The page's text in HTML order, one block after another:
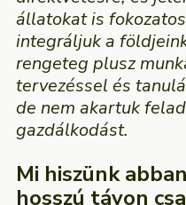
állatokat is
integráljuk a
rengeteg plusz
tervezéssel és
de nem akartuk
gazdálkodást.
Mi hiszünk
hosszú távon